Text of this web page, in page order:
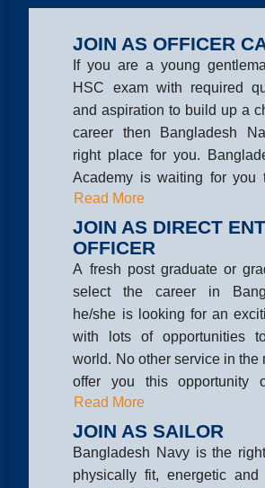
JOIN AS OFFICER
If you are a young
HSC exam with required
and aspiration to build up a
career then Bangladesh
right place for you.
Academy is waiting for you
fulfilling your dreams.
Read More
JOIN AS DIRECT
OFFICER
A fresh post graduate or
select the career in
he/she is looking for an
with lots of opportunities
world. No other service in the
offer you this opportunity
Bangladesh Navy, why
take a chance?
Read More
JOIN AS SAILOR
Bangladesh Navy is the
physically fit, energetic and